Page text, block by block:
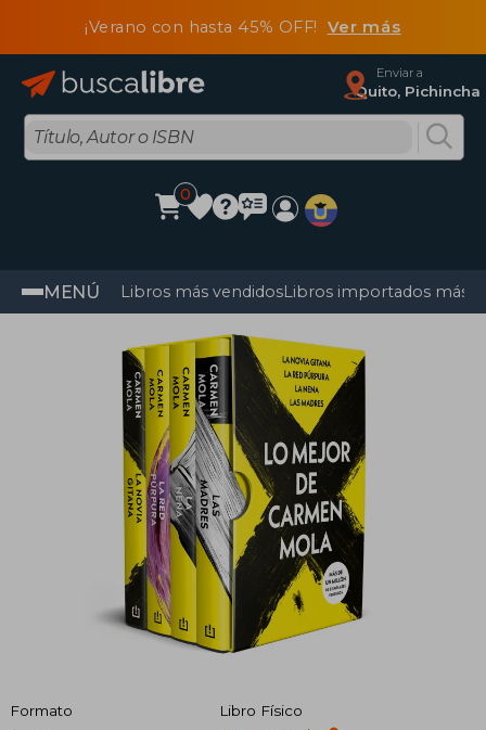
¡Verano con hasta 45% OFF! Ver más
Enviar a
Quito, Pichincha
0
MENÚ Libros más vendidosLibros importados más
Formato
Libro Físico